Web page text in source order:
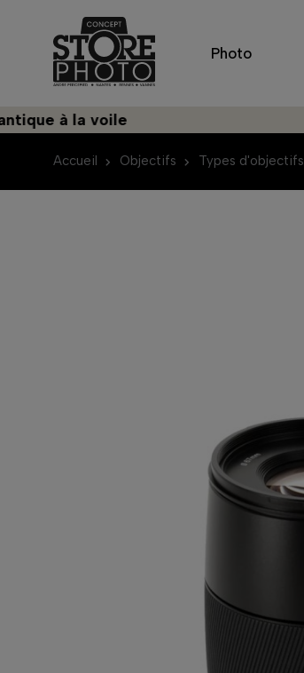
Photo
la voile
Accueil Objectifs Types d'objectifs